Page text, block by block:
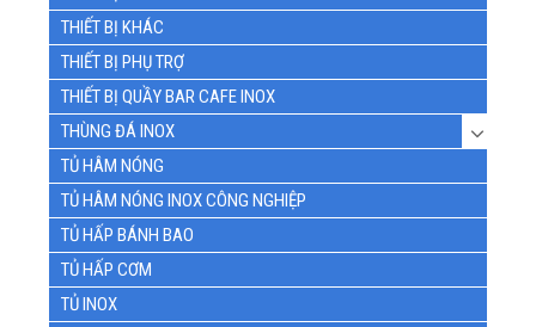
THIẾT BỊ KHÁC
THIẾT BỊ PHỤ TRỢ
THIẾT BỊ QUẦY BAR CAFE INOX
THÙNG ĐÁ INOX
TỦ HÂM NÓNG
TỦ HÂM NÓNG INOX CÔNG NGHIỆP
TỦ HẤP BÁNH BAO
TỦ HẤP CƠM
TỦ INOX